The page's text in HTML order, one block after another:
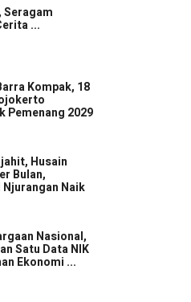
Seragam
...
Kompak, 18
Pemenang 2029
Husain
Bulan,
Naik
Nasional,
Satu Data NIK
Ekonomi ...